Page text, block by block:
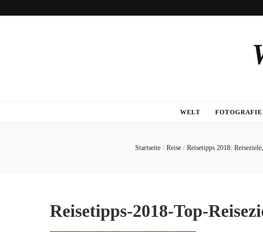
WELT FOTOGRAFIE
Startseite / Reise / Reisetipps 2018:
Reisetipps-2018-Top-